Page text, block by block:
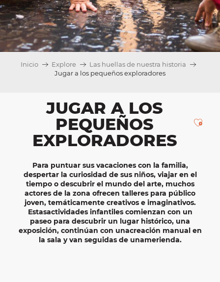
Inicio Explore
Las huellas de nuestra historia
Jugar a los pequeños exploradores
JUGAR A LOS
PEQUEÑOS
EXPLORADORES
Para puntuar sus vacacionescon la familia,
despertar la curiosidad de sus niños, viajar en el
tiempo o descubrir el mundo del arte, muchos
actores de la zona ofrecen talleres para público
joven, temáticamente creativose imaginativos.
Estasactividades infantilescomienzan con un
paseo para descubrir un lugar histórico, una
exposición, continúan con unacreación manualen
la sala y van seguidas de unamerienda.